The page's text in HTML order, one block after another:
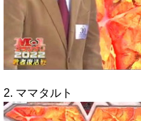
2. ママタルト